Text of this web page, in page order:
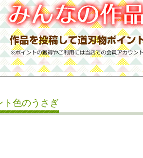
ト色のうさぎ